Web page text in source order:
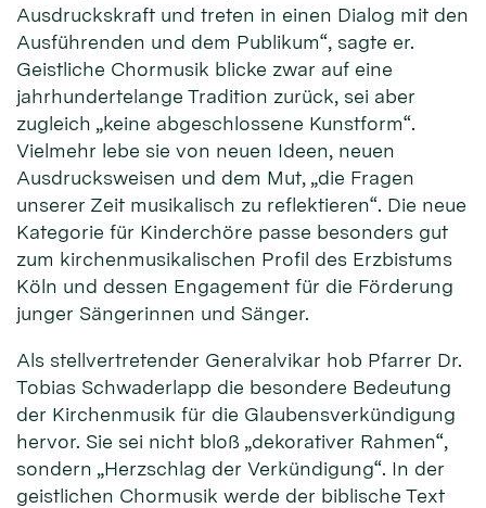
Ausdruckskraft und treten in einen Dialog mit den
Ausführenden und dem Publikum“, sagte er.
Geistliche Chormusik blicke zwar auf eine
jahrhundertelange Tradition zurück, sei aber
zugleich „keine abgeschlossene Kunstform“.
Vielmehr lebe sie von neuen Ideen, neuen
Ausdrucksweisen und dem Mut, „die Fragen
unserer Zeit musikalisch zu reflektieren“. Die neue
Kategorie für Kinderchöre passe besonders gut
zum kirchenmusikalischen Profil des Erzbistums
Köln und dessen Engagement für die Förderung
junger Sängerinnen und Sänger.
Als stellvertretender Generalvikar hob Pfarrer Dr.
Tobias Schwaderlapp die besondere Bedeutung
der Kirchenmusik für die Glaubensverkündigung
hervor. Sie sei nicht bloß „dekorativer Rahmen“,
sondern „Herzschlag der Verkündigung“. In der
geistlichen Chormusik werde der biblische Text